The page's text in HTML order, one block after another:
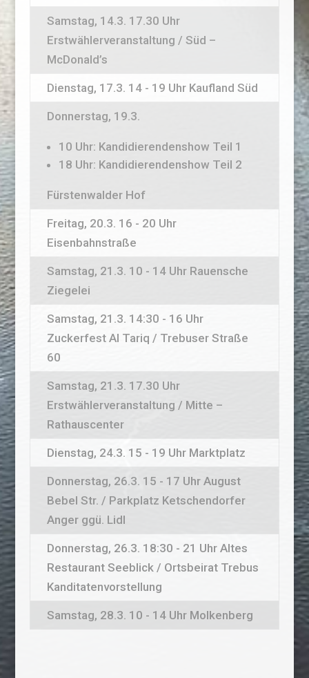
Samstag, 14.3. 17.30 Uhr
Erstwählerveranstaltung / Süd –
McDonald’s
Dienstag, 17.3. 14 - 19 Uhr Kaufland Süd
Donnerstag, 19.3.
10 Uhr: Kandidierendenshow Teil 1
18 Uhr: Kandidierendenshow Teil 2
Fürstenwalder Hof
Freitag, 20.3. 16 - 20 Uhr
Eisenbahnstraße
Samstag, 21.3. 10 - 14 Uhr Rauensche
Ziegelei
Samstag, 21.3. 14:30 - 16 Uhr
Zuckerfest Al Tariq / Trebuser Straße
60
Samstag, 21.3. 17.30 Uhr
Erstwählerveranstaltung / Mitte –
Rathauscenter
Dienstag, 24.3. 15 - 19 Uhr Marktplatz
Donnerstag, 26.3. 15 - 17 Uhr August
Bebel Str. / Parkplatz Ketschendorfer
Anger ggü. Lidl
Donnerstag, 26.3. 18:30 - 21 Uhr Altes
Restaurant Seeblick / Ortsbeirat Trebus
Kanditatenvorstellung
Samstag, 28.3. 10 - 14 Uhr Molkenberg